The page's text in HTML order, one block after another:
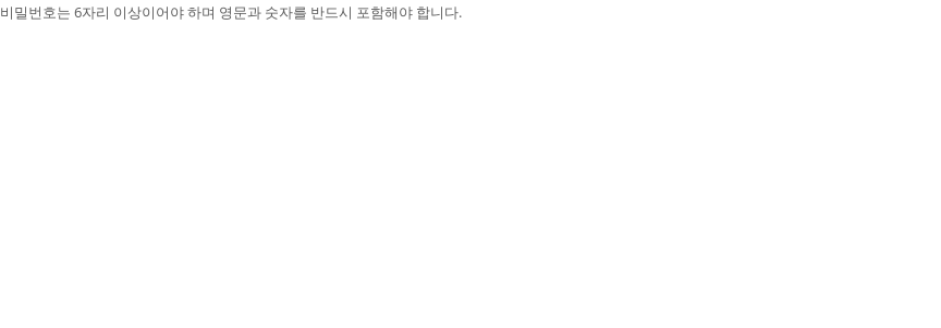
비밀번호는 6자리 이상이어야 하며 영문과 숫자를 반드시 포함해야 합니다.